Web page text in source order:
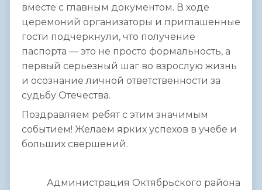
вместе с главным документом. В ходе
церемоний организаторы и приглашенные
гости подчеркнули, что получение
паспорта — это не просто формальность, а
первый серьезный шаг во взрослую жизнь
и осознание личной ответственности за
судьбу Отечества.
Поздравляем ребят с этим значимым
событием! Желаем ярких успехов в учебе и
больших свершений.
Администрация Октябрьского района